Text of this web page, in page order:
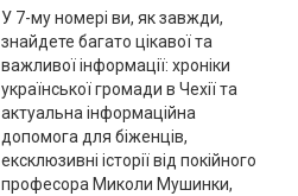
У 7-му номері ви, як завжди,
знайдете багато цікавої та
важливої інформації: хроніки
української громади в Чехії та
актуальна інформаційна
допомога для біженців,
ексклюзивні історії від покійного
професора Миколи Мушинки,